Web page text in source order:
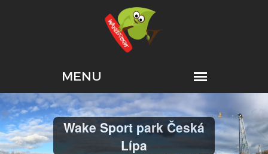
Wake Sport park Česká
Lípa